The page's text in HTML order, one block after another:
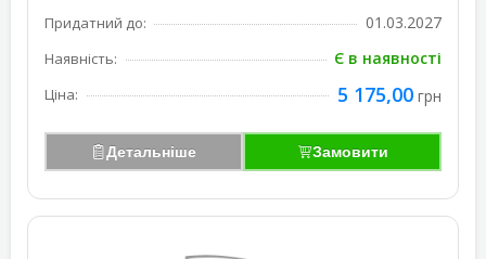
Придатний до: 01.03.2027
Наявність: Є в наявності
Ціна: 5 175,00 грн
Детальніше Замовити